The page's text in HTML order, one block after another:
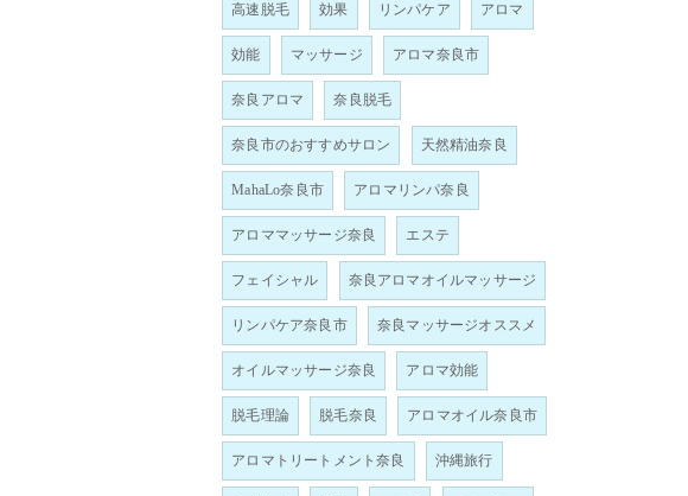
高速脱毛 効果 リンパケア アロマ
効能 マッサージ アロマ奈良市
奈良アロマ 奈良脱毛
奈良市のおすすめサロン 天然精油奈良
MahaLo奈良市 アロマリンパ奈良
アロママッサージ奈良 エステ
フェイシャル 奈良アロマオイルマッサージ
リンパケア奈良市 奈良マッサージオススメ
オイルマッサージ奈良 アロマ効能
脱毛理論 脱毛奈良 アロマオイル奈良市
アロマトリートメント奈良 沖縄旅行